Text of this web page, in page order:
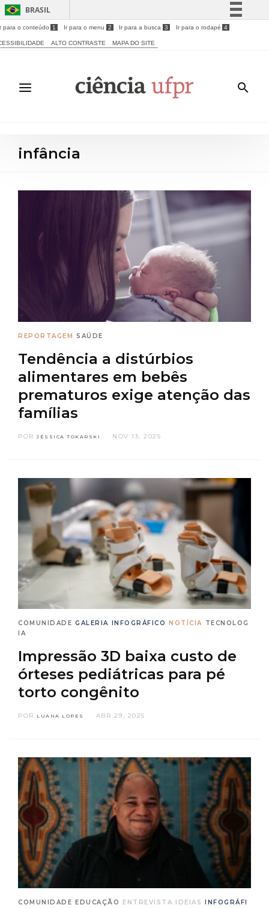
BRASIL
Simplifique!
Acesso à informação
Legislação
para o conteúdo 1 Ir para o menu 2 Ir para a busca 3 Ir para o rodapé 4
ALTO CONTRASTE MAPA DO SITE
infância
REPORTAGEM SAÚDE
Tendência a distúrbios
alimentares em bebês
prematuros exige atenção das
famílias
POR JÉSSICA TOKARSKI NOV 13, 2025
COMUNIDADE GALERIA INFOGRÁFICO NOTÍCIA TECNOLOG
IA
Impressão 3D baixa custo de
órteses pediátricas para pé
torto congênito
POR LUANA LOPES ABR 29, 2025
COMUNIDADE EDUCAÇÃO ENTREVISTA IDEIAS
INFOGRÁFI